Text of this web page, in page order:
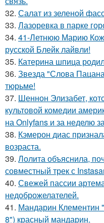
32. Салат из зеленой
33. Лазоревка в парке
34. 41-Летнюю Марию
русской Блейк лайвли!
35. Катерина шпица
36. Звезда "Слова
тюрьме!
37. Шеннон Элизабет,
культовой комедии
на Onlyfans и за неделю
38. Кэмерон диас
возраста.
39. Лолита объяснила,
совместный трек с
40. Свежей пассии
недоброжелателей.
41. Мандарин Клементин
8") красный мандарин.